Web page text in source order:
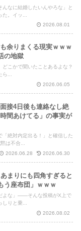
なに結婚したいんやろな」と
。イッ...
2026.08.01
余りまくる現実ｗｗｗ
の地獄
どこかで聞いたことあるよな？
ら...
2026.06.05
接4日後も連絡なし絶
間あけてる」の事実が
絶対内定出る！」と確信した
は不合...
2026.06.28
2026.06.30
まりにも四角すぎると
座布団」ｗｗｗ
よな」――そんな投稿がX上で
しりと乗...
2026.08.02